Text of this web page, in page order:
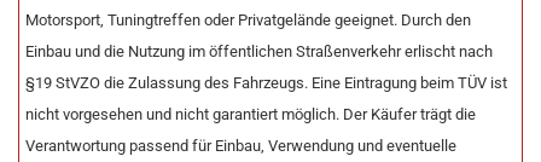
Motorsport, Tuningtreffen oder Privatgelände geeignet. Durch den
Einbau und die Nutzung im öffentlichen Straßenverkehr erlischt nach
§19 StVZO die Zulassung des Fahrzeugs. Eine Eintragung beim TÜV ist
nicht vorgesehen und nicht garantiert möglich. Der Käufer trägt die
Verantwortung passend für Einbau, Verwendung und eventuelle